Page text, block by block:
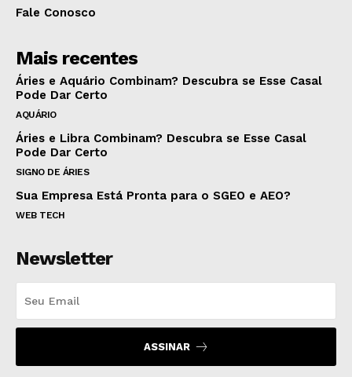
Fale Conosco
Mais recentes
Áries e Aquário Combinam? Descubra se Esse Casal
Pode Dar Certo
AQUÁRIO
Áries e Libra Combinam? Descubra se Esse Casal
Pode Dar Certo
SIGNO DE ÁRIES
Sua Empresa Está Pronta para o SGEO e AEO?
WEB TECH
Newsletter
ASSINAR